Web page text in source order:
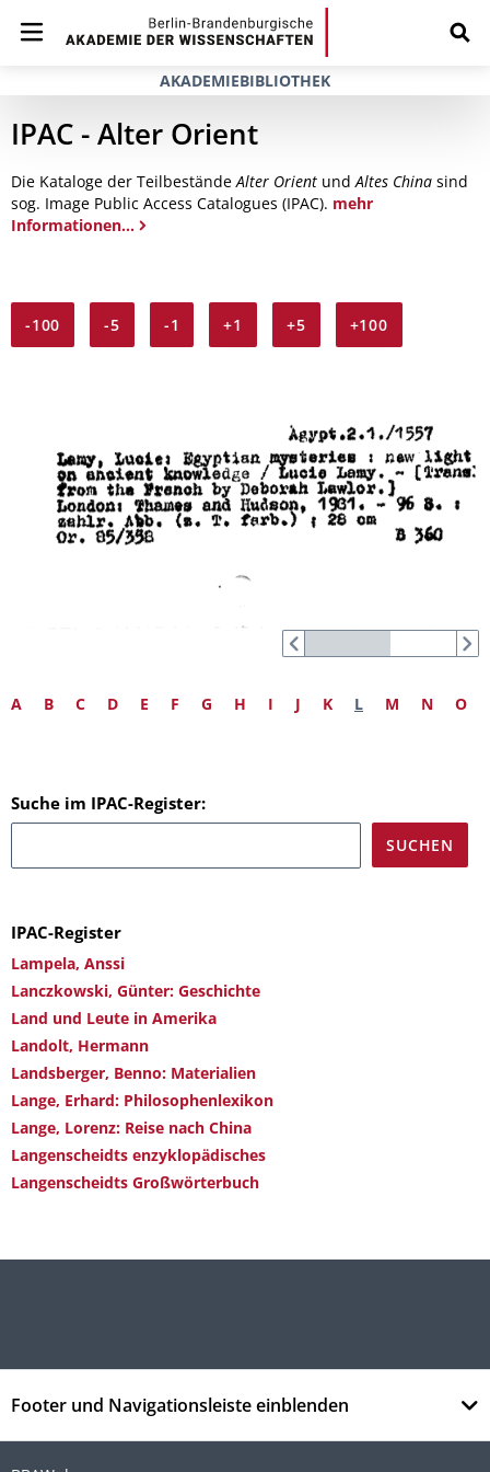
AKADEMIEBIBLIOTHEK
IPAC - Alter Orient
Die Kataloge der TeilbeständeAlter Orient undAltes China sind
sog. Image Public Access Catalogues (IPAC). mehr
Informationen...
-100 -5 -1 +1 +5 +100
A B C D E F G H I J K L M N O
Suche im IPAC-Register:
IPAC-Register
Lampela, Anssi
Lanczkowski, Günter: Geschichte
Land und Leute in Amerika
Landolt, Hermann
Landsberger, Benno: Materialien
Lange, Erhard: Philosophenlexikon
Lange, Lorenz: Reise nach China
Langenscheidts enzyklopädisches
Langenscheidts Großwörterbuch
Footer und Navigationsleiste einblenden